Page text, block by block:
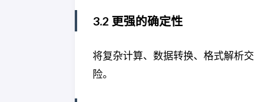
3.2 更强的确定性
将复杂计算、数据转换、格式解析
险。